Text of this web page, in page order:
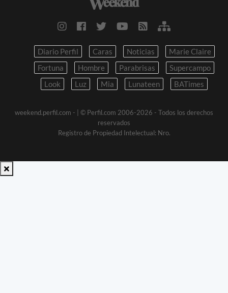
Diario Perfil Caras Noticias
Marie Claire
Fortuna
Hombre Parabrisas
Supercampo
Look
Luz Mia Lunateen BATimes
weekend.perfil.com -
| © Perfil.com 2006-2026 - Todos los derechos
reservados
Registro de Propiedad Intelectual: Nro.